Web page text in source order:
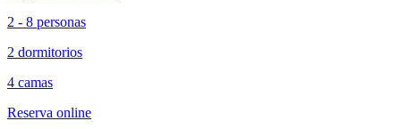
2 - 8 personas
2 dormitorios
4 camas
Reserva online